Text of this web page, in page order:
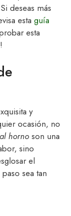
deseas más
esta guía
esta
y
ocasión, no
horno son una
sino
el
sea tan